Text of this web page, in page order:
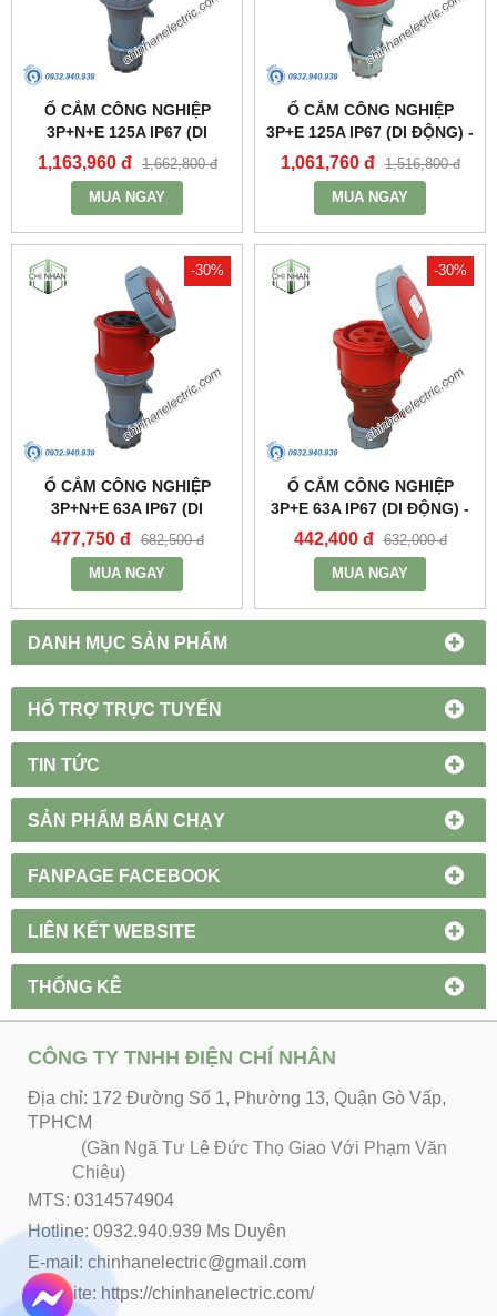
DANH MỤC SẢN PHẨM
HỔ TRỢ TRỰC TUYẾN
TIN TỨC
SẢN PHẨM BÁN CHẠY
FANPAGE FACEBOOK
LIÊN KẾT WEBSITE
THỐNG KÊ
Ổ CẮM CÔNG NGHIỆP
3P+N+E 125A IP67 (DI
ĐỘNG) - MPN2452 - MPE
1,163,960 đ 1,662,800 đ
MUA NGAY
Ổ CẮM CÔNG NGHIỆP
3P+E 125A IP67 (DI ĐỘNG) -
MPN2442 - MPE
1,061,760 đ 1,516,800 đ
MUA NGAY
-30%
Ổ CẮM CÔNG NGHIỆP
3P+N+E 63A IP67 (DI
ĐỘNG) - MPN2352 - MPE
477,750 đ 682,500 đ
MUA NGAY
-30%
Ổ CẮM CÔNG NGHIỆP
3P+E 63A IP67 (DI ĐỘNG) -
MPN2342 - MPE
442,400 đ 632,000 đ
MUA NGAY
CÔNG TY TNHH ĐIỆN CHÍ NHÂN
Địa chỉ: 172 Đường Số 1, Phường 13, Quận Gò Vấp,
TPHCM
(Gần Ngã Tư Lê Đức Thọ Giao Với Phạm Văn
Chiêu)
MTS: 0314574904
Hotline: 0932.940.939 Ms Duyên
E-mail: chinhanelectric@gmail.com
Website: https://chinhanelectric.com/